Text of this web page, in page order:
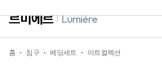
홈 침구 베딩세트 아트컬렉션
르미에르 Lumière